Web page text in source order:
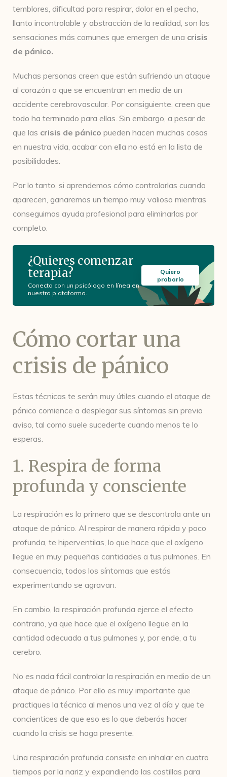
temblores, dificultad para respirar, dolor en el pecho,
llanto incontrolable y abstracción de la realidad, son las
sensaciones más comunes que emergen de una crisis
de pánico.
Muchas personas creen que están sufriendo un ataque
al corazón o que se encuentran en medio de un
accidente cerebrovascular. Por consiguiente, creen que
todo ha terminado para ellas. Sin embargo, a pesar de
que las crisis de pánico pueden hacen muchas cosas
en nuestra vida, acabar con ella no está en la lista de
posibilidades.
Por lo tanto, si aprendemos cómo controlarlas cuando
aparecen, ganaremos un tiempo muy valioso mientras
conseguimos ayuda profesional para eliminarlas por
completo.
¿Quieres comenzar
terapia?
Conecta con un psicólogo en línea en
nuestra plataforma.
Quiero
probarlo
Cómo cortar una
crisis de pánico
Estas técnicas te serán muy útiles cuando el ataque de
pánico comience a desplegar sus síntomas sin previo
aviso, tal como suele sucederte cuando menos te lo
esperas.
1. Respira de forma
profunda y consciente
La respiración es lo primero que se descontrola ante un
ataque de pánico. Al respirar de manera rápida y poco
profunda, te hiperventilas, lo que hace que el oxígeno
llegue en muy pequeñas cantidades a tus pulmones. En
consecuencia, todos los síntomas que estás
experimentando se agravan.
En cambio, la respiración profunda ejerce el efecto
contrario, ya que hace que el oxígeno llegue en la
cantidad adecuada a tus pulmones y, por ende, a tu
cerebro.
No es nada fácil controlar la respiración en medio de un
ataque de pánico. Por ello es muy importante que
practiques la técnica al menos una vez al día y que te
concientices de que eso es lo que deberás hacer
cuando la crisis se haga presente.
Una respiración profunda consiste en inhalar en cuatro
tiempos por la nariz y expandiendo las costillas para